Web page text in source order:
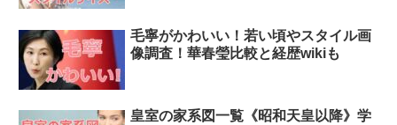
毛寧がかわいい！若い頃やスタイル画
像調査！華春瑩比較と経歴wikiも
皇室の家系図一覧《昭和天皇以降》学